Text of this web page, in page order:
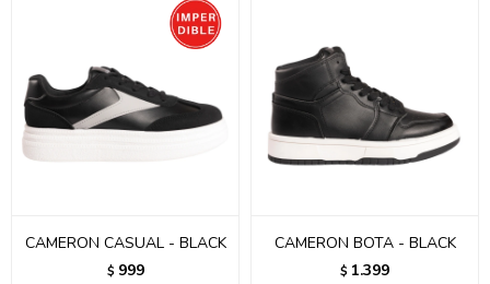
CAMERON CASUAL - BLACK
$ 999
CAMERON BOTA - BLACK
$ 1.399